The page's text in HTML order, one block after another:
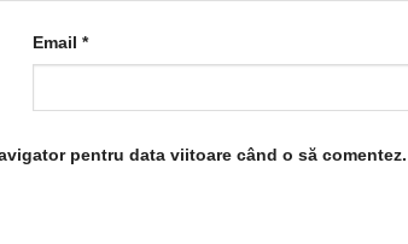
Email *
pentru data viitoare când o să comentez.